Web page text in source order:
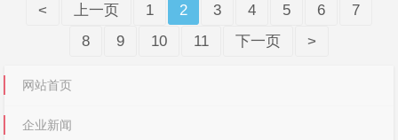
< 上一页 1 2 3 4 5 6
7
8
9 10 11 下一页 >
网站首页
企业新闻